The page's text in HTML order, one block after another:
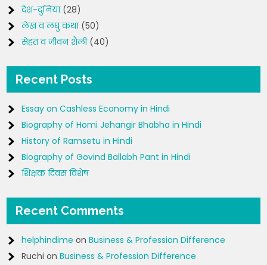
देश-दुनिया(28)
लेख व लघु कथा(50)
सेहत व जीवन शैली(40)
Recent Posts
Essay on Cashless Economy in Hindi
Biography of Homi Jehangir Bhabha in Hindi
History of Ramsetu in Hindi
Biography of Govind Ballabh Pant in Hindi
शिक्षक दिवस विशेष
Recent Comments
helphindime onBusiness & Profession Difference
Ruchi onBusiness & Profession Difference